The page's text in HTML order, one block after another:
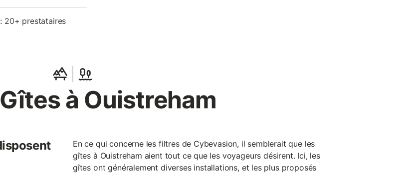
20+ prestataires
à Ouistreham
En ce qui concerne les filtres de Cybevasion, il semblerait que les
gîtes à Ouistreham aient tout ce que les voyageurs désirent. Ici, les
gîtes ont généralement diverses installations, et les plus proposés